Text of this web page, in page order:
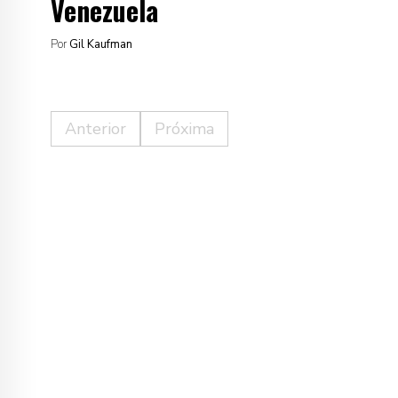
Venezuela
Por Gil Kaufman
Anterior Próxima